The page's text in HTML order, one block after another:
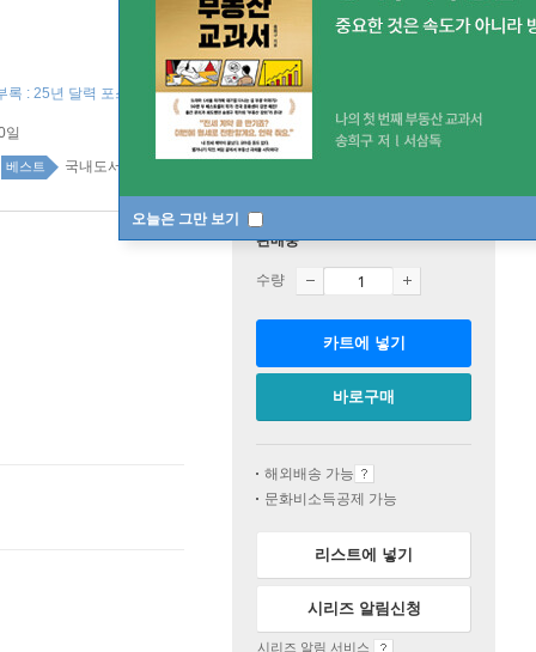
오늘은 그만 보기
록 : 25년 달력 포스터 (책과 랩핑) ]
일
베스트 국내도서 top100 1주
판매중
수량
카트에 넣기
바로구매
해외배송 가능
문화비소득공제 가능
리스트에 넣기
시리즈 알림신청
시리즈 알림 서비스